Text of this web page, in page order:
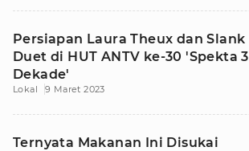
Persiapan Laura Theux dan Slank
Duet di HUT ANTV ke-30 'Spekta 3
Dekade'
Lokal 9 Maret 2023
Ternyata Makanan Ini Disukai